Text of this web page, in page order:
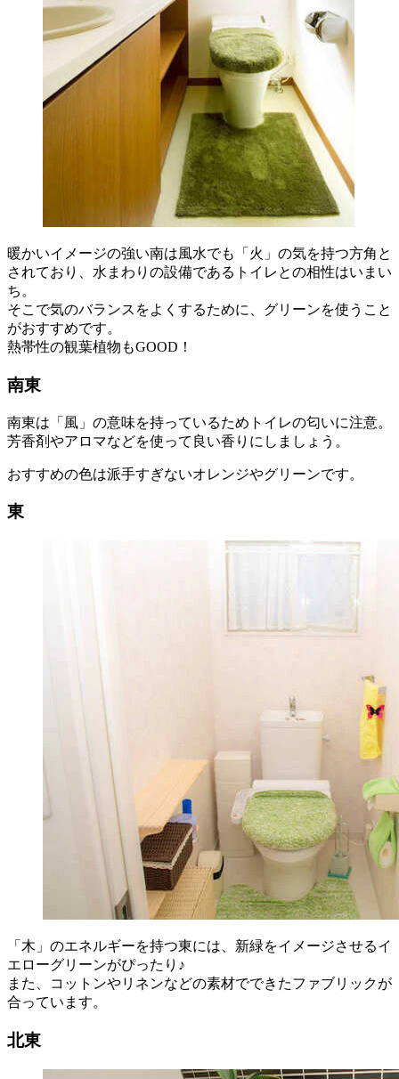
暖かいイメージの強い南は風水でも「火」の気を持つ方角と
されており、水まわりの設備であるトイレとの相性はいまい
ち。
そこで気のバランスをよくするために、グリーンを使うこと
がおすすめです。
熱帯性の観葉植物もGOOD！
南東
南東は「風」の意味を持っているためトイレの匂いに注意。
芳香剤やアロマなどを使って良い香りにしましょう。
おすすめの色は派手すぎないオレンジやグリーンです。
東
「木」のエネルギーを持つ東には、新緑をイメージさせるイ
エローグリーンがぴったり♪
また、コットンやリネンなどの素材でできたファブリックが
合っています。
北東